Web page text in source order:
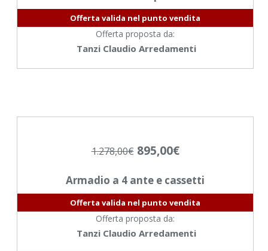
Offerta valida nel punto vendita
Offerta proposta da:
Tanzi Claudio Arredamenti
1.278,00€ 895,00€
Armadio a 4 ante e cassetti
Offerta valida nel punto vendita
Offerta proposta da:
Tanzi Claudio Arredamenti